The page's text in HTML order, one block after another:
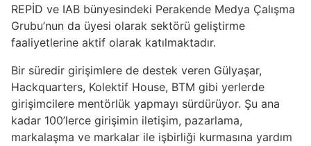
REPİD ve IAB bünyesindeki Perakende Medya Çalışma
Grubu’nun da üyesi olarak sektörü geliştirme
faaliyetlerine aktif olarak katılmaktadır.
Bir süredir girişimlere de destek veren Gülyaşar,
Hackquarters, Kolektif House, BTM gibi yerlerde
girişimcilere mentörlük yapmayı sürdürüyor. Şu ana
kadar 100’lerce girişimin iletişim, pazarlama,
markalaşma ve markalar ile işbirliği kurmasına yardım